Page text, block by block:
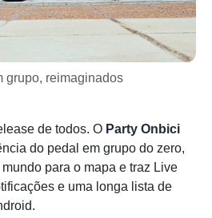
grupo, reimaginados
de todos. O Party Onbici
do pedal em grupo do zero,
para o mapa e traz Live
e uma longa lista de